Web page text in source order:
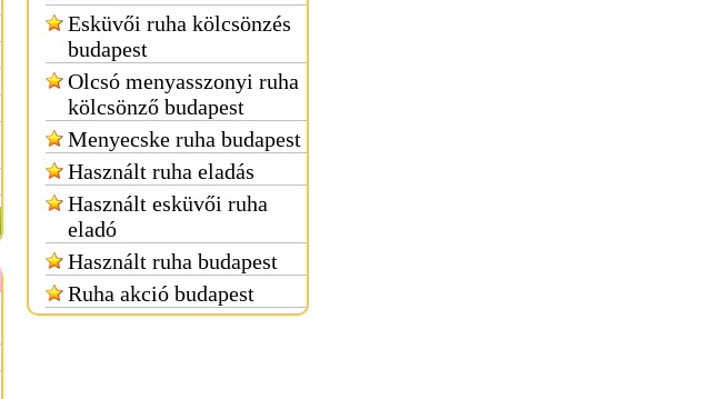
Esküvői ruha kölcsönzés
budapest
Olcsó menyasszonyi ruha
kölcsönző budapest
Menyecske ruha budapest
Használt ruha eladás
Használt esküvői ruha
eladó
Használt ruha budapest
Ruha akció budapest